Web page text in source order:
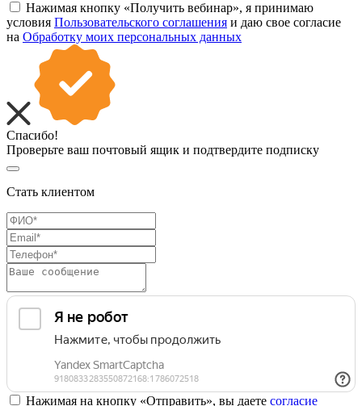
Нажимая кнопку «Получить вебинар», я принимаю
условия Пользовательского соглашения и даю свое согласие
на Обработку моих персональных данных
Спасибо!
Проверьте ваш почтовый ящик и подтвердите подписку
Стать клиентом
Нажимая на кнопку «Отправить», вы даете согласие